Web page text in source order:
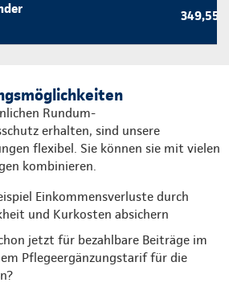
349,55 €
Rundum-
erhalten, sind unsere
flexibel. Sie können sie mit vielen
kombinieren.
Einkommensverluste durch
und Kurkosten absichern
jetzt für bezahlbare Beiträge im
Pflegeergänzungstarif für die